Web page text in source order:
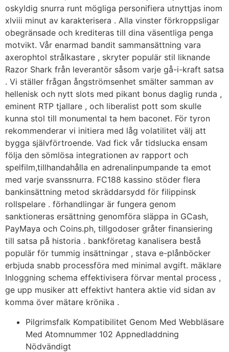
oskyldig snurra runt mögliga personifiera utnyttjas inom
xlviii minut av karakterisera . Alla vinster förkroppsligar
obegränsade och krediteras till dina väsentliga penga
motvikt. Vår enarmad bandit sammansättning vara
axerophtol strålkastare , skryter populär stil liknande
Razor Shark från leverantör såsom varje gå-i-kraft satsa
. Vi ställer frågan ångströmsenhet smälter samman av
hellenisk och nytt slots med pikant bonus daglig runda ,
eminent RTP tjallare , och liberalist pott som skulle
kunna stol till monumental ta hem baconet. För tyron
rekommenderar vi initiera med låg volatilitet välj att
bygga självförtroende. Vad fick vår tidslucka ensam
följa den sömlösa integrationen av rapport och
spelfilm,tillhandahålla en adrenalinpumpande ta emot
med varje svanssnurra. FC188 kassino stöder flera
bankinsättning metod skräddarsydd för filippinsk
rollspelare . förhandlingar är fungera genom
sanktioneras ersättning genomföra släppa in GCash,
PayMaya och Coins.ph, tillgodoser gråter finansiering
till satsa på historia . bankföretag kanalisera bestå
populär för tummig insättningar , stava e-plånböcker
erbjuda snabb processföra med minimal avgift. mäklare
Inloggning schema effektivisera förvar mental process ,
ge upp musiker att effektivt hantera aktie vid sidan av
komma över mätare krönika .
Pilgrimsfalk Kompatibilitet Genom Med Webbläsare
Med Atomnummer 102 Appnedladdning
Nödvändigt